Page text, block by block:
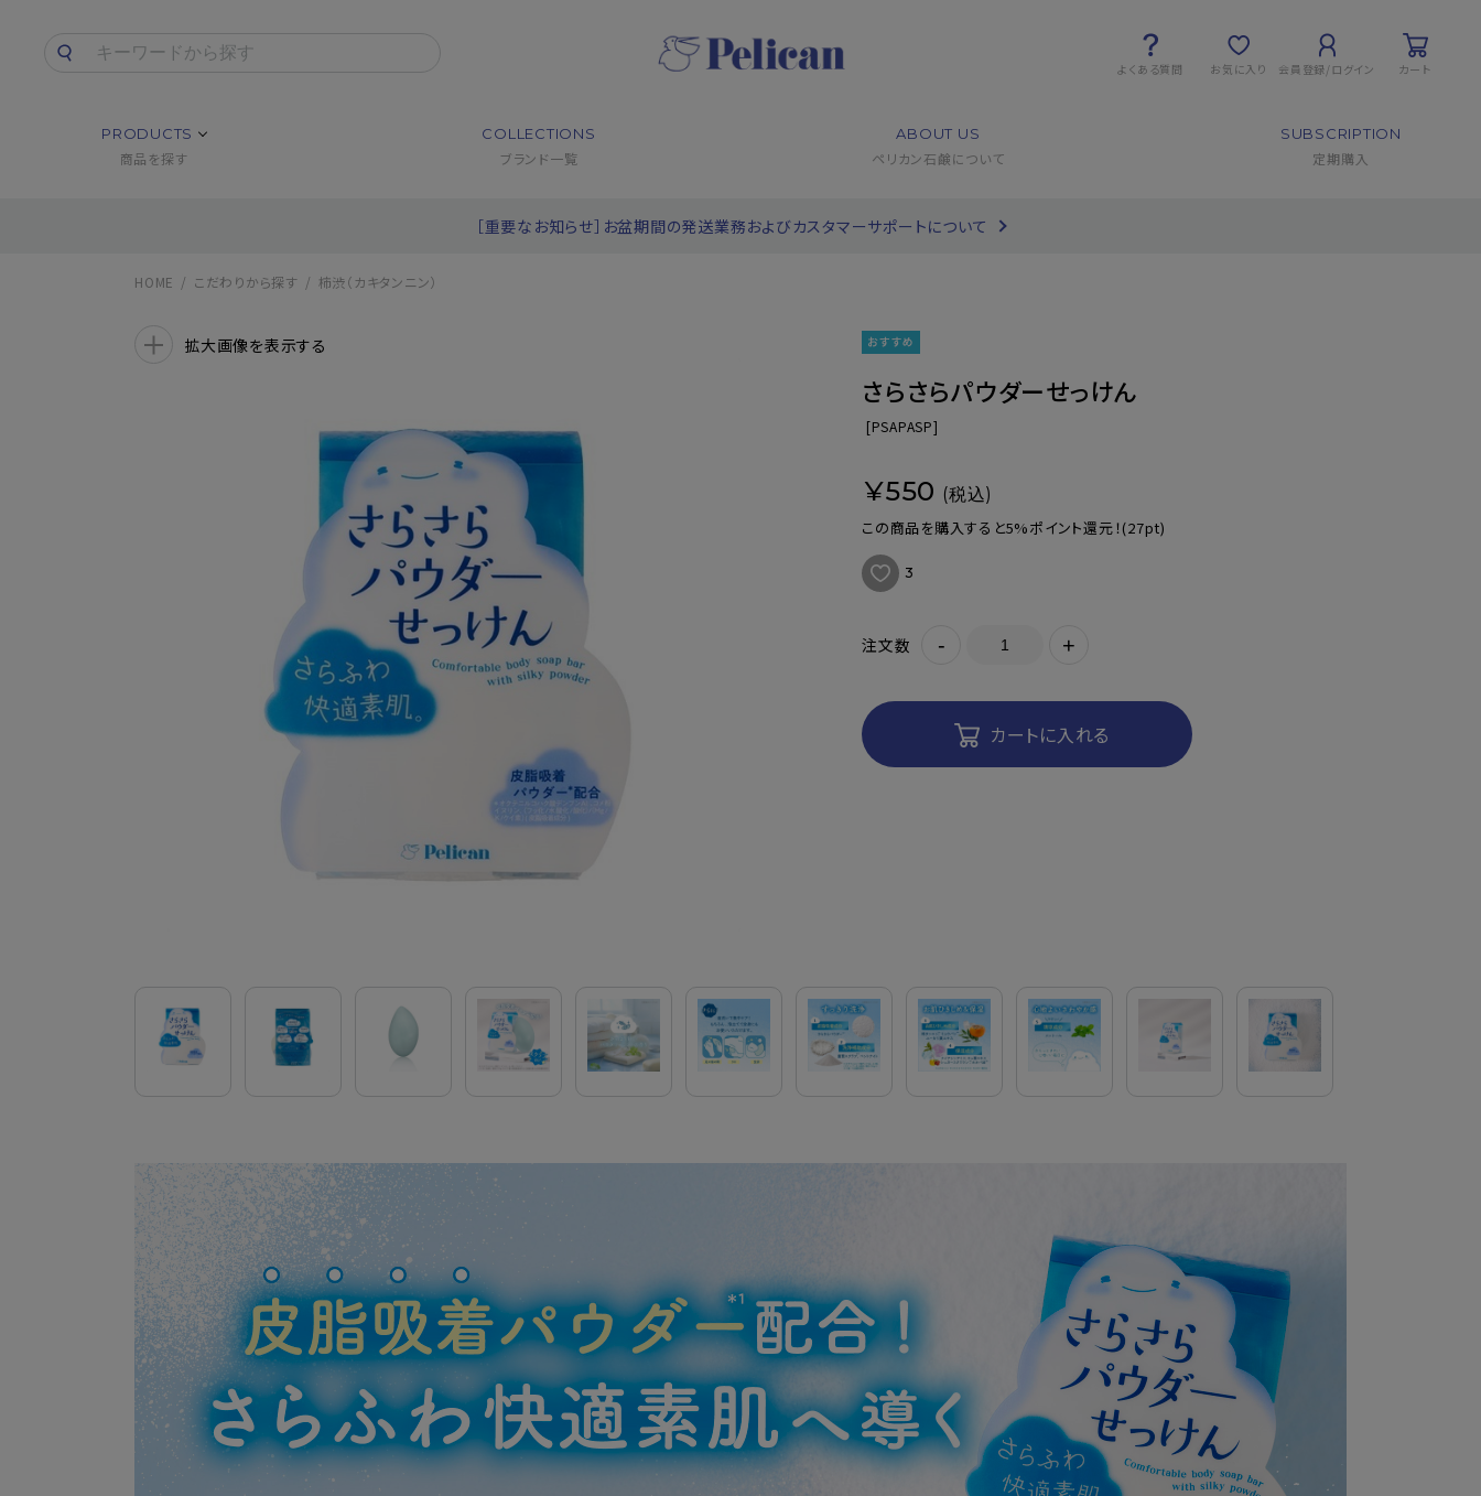
よくある質問 お気に入り 会員登録/ログイン カート
PRODUCTS
商品を探す
COLLECTIONS
ブランド一覧
ABOUT US
ペリカン石鹸について
SUBSCRIPTION
定期購入
［重要なお知らせ］お盆期間の発送業務およびカスタマーサポートについて
HOME こだわりから探す 柿渋（カキタンニン）
拡大画像を表示する
さらさらパウダーせっけん
[PSAPASP]
¥550 (税込)
この商品を購入すると5%ポイント還元！(27pt)
3
注文数 - +
カートに入れる